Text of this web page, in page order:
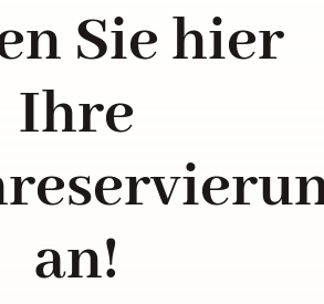
Sie hier
Ihre
an!